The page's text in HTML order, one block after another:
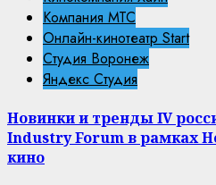
Компания МТС
Онлайн-кинотеатр Start
Студия Воронеж
Яндекс Студия
Новинки и тренды IV
Industry Forum в рамках
кино